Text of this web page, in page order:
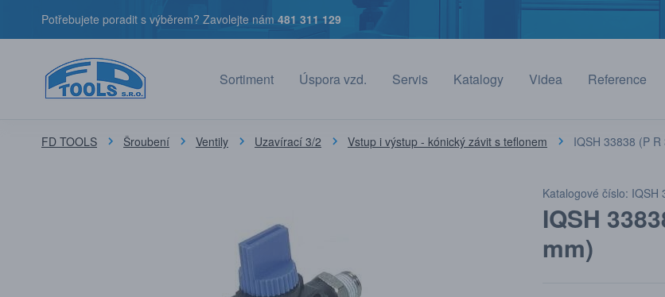
Potřebujete poradit s výběrem? Zavolejte nám 481 311 129
Sortiment Úspora vzd. Servis Katalogy Videa Reference
FD TOOLS Šroubení Ventily Uzavírací 3/2 Vstup i výstup - kónický závit s teflonem IQSH 33838 (P R
Katalogové číslo: IQSH
IQSH
mm)